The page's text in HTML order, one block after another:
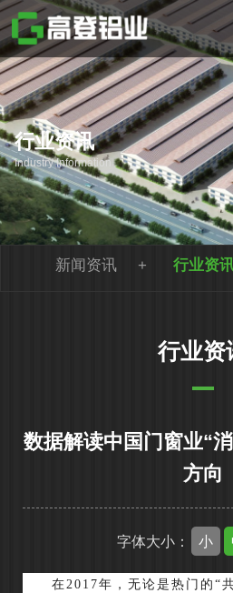
行业资讯
Industry Information
新闻资讯 行业资
行业资
数据解读中国门窗业“
方向
字体大小： 小
在2017年，无论是热门的“共